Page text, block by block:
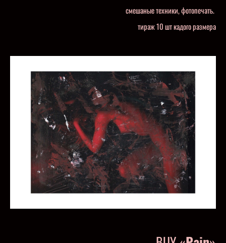
смешаные техники, фотопечать.
тираж 10 шт кадого размера